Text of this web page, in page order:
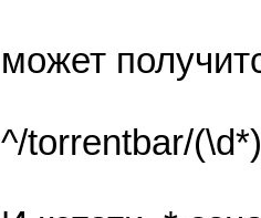
может
^/torrentbar/